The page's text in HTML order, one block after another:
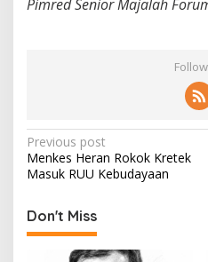
Pimred Senior Majalah
P
o
t
n
Previous post
Menkes Heran Rokok Kretek
Masuk RUU Kebudayaan
Don't Miss